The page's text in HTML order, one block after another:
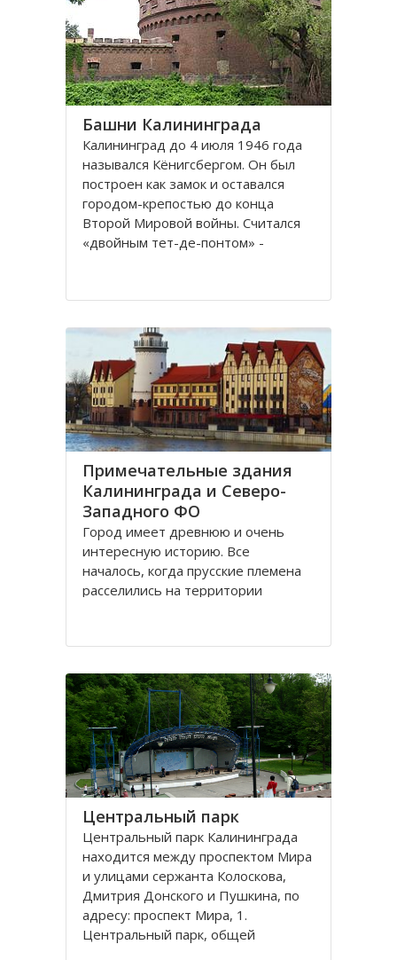
представлены прекрасные
Башни Калининграда
Калининград до 4 июля 1946 года
назывался Кёнигсбергом. Он был
построен как замок и оставался
городом-крепостью до конца
Второй Мировой войны. Считался
«двойным тет-де-понтом» -
истории, сохранилось много арок и
Примечательные здания
Калининграда и Северо-
Западного ФО
Город имеет древнюю и очень
интересную историю. Все
началось, когда прусские племена
расселились на территории
-крепость. Многие сооружения
Сегодня это самый западный
мегаполис России. Ежегодно сюда
Центральный парк
Центральный парк Калининграда
находится между проспектом Мира
и улицами сержанта Колоскова,
Дмитрия Донского и Пушкина, по
адресу: проспект Мира, 1.
Центральный парк, общей